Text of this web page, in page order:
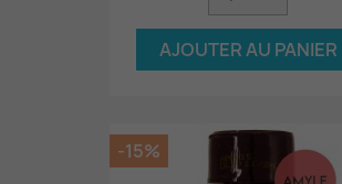
AJOUTER AU PANIER
-15%